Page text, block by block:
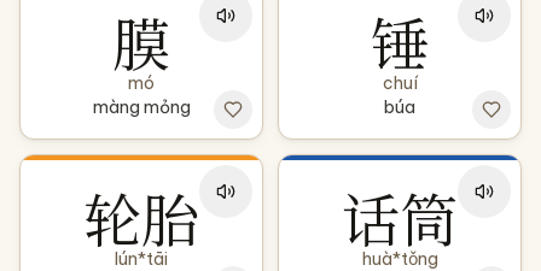
膜
mó
màng mỏng
锤
chuí
búa
轮胎
lún*tāi
话筒
huà*tǒng